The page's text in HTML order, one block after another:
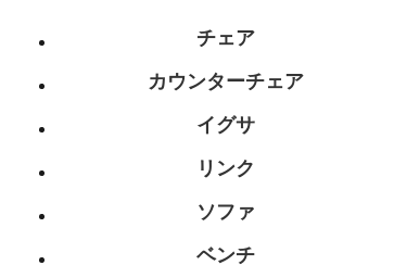
チェア
カウンターチェア
イグサ
リンク
ソファ
ベンチ